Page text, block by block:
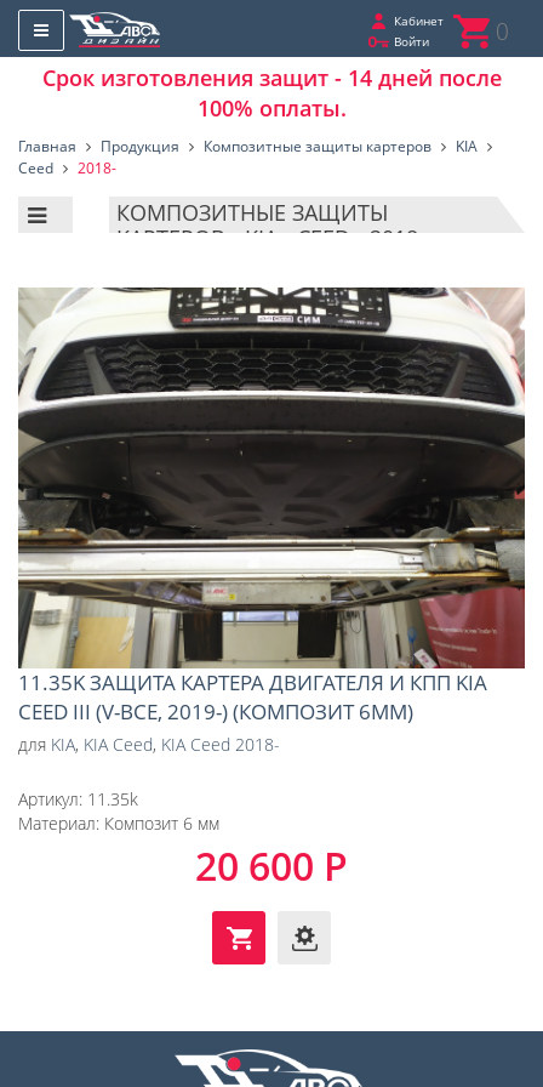
Кабинет
Войти
0
Срок изготовления защит - 14 дней после
100% оплаты.
Главная Продукция Композитные защиты картеров
KIA
Ceed
2018-
КОМПОЗИТНЫЕ ЗАЩИТЫ
КАРТЕРОВ - KIA - CEED - 2018-
11.35K ЗАЩИТА КАРТЕРА ДВИГАТЕЛЯ И КПП KIA
CEED III (V-ВСЕ, 2019-) (КОМПОЗИТ 6ММ)
для KIA, KIA Ceed, KIA Ceed 2018-
Артикул: 11.35k
Материал: Композит 6 мм
20 600 Р